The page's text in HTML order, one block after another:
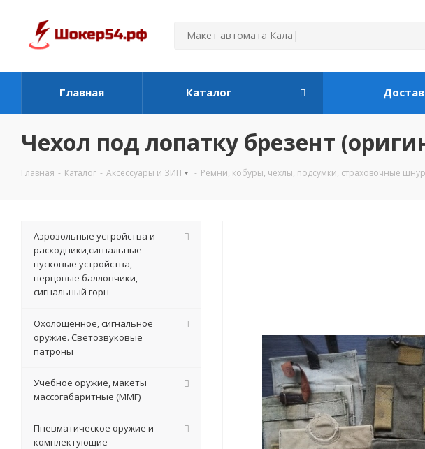
Главная Каталог
Чехол под лопатку брезент
Главная - Каталог - Аксессуары и ЗИП - Ремни, кобуры, чехлы, подсумки, страховочные
Аэрозольные устройства и
расходники,сигнальные
пусковые устройства,
перцовые баллончики,
сигнальный горн
Охолощенное, сигнальное
оружие. Светозвуковые
патроны
Учебное оружие, макеты
массогабаритные (ММГ)
Пневматическое оружие и
комплектующие